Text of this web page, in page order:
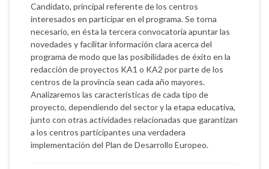
Candidato, principal referente de los centros
interesados en participar en el programa. Se torna
necesario, en ésta la tercera convocatoria apuntar las
novedades y facilitar información clara acerca del
programa de modo que las posibilidades de éxito en la
redacción de proyectos KA1 o KA2 por parte de los
centros de la provincia sean cada año mayores.
Analizaremos las características de cada tipo de
proyecto, dependiendo del sector y la etapa educativa,
junto con otras actividades relacionadas que garantizan
a los centros participantes una verdadera
implementación del Plan de Desarrollo Europeo.